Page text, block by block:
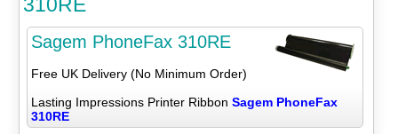
Sagem PhoneFax 310RE
Free UK Delivery (No Minimum Order)
Lasting Impressions Printer Ribbon Sagem PhoneFax
310RE